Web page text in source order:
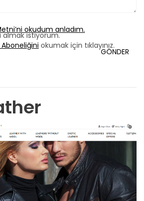
okudum anladım.
almak istiyorum.
okumak için tıklayınız.
GÖNDER